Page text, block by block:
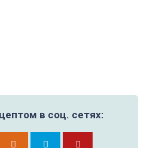
в соц. сетях: